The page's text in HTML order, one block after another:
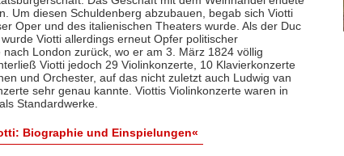
Um diesen Schuldenberg abzubauen, begab sich Viotti
Oper und des italienischen Theaters wurde. Als der Duc
Viotti allerdings erneut Opfer politischer
London zurück, wo er am 3. März 1824 völlig
Viotti jedoch 29 Violinkonzerte, 10 Klavierkonzerte
und Orchester, auf das nicht zuletzt auch Ludwig van
sehr genau kannte. Viottis Violinkonzerte waren in
Standardwerke.
Biographie und Einspielungen«